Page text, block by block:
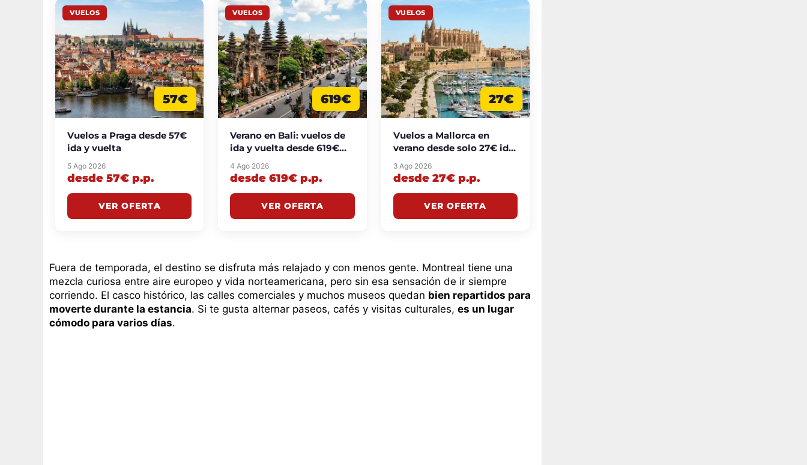
VUELOS
57€
Vuelos a Praga desde 57€
ida y vuelta
5 Ago 2026
desde 57€ p.p.
VER OFERTA
VUELOS
619€
Verano en Bali: vuelos de
ida y vuelta desde 619€
ida y vuelta
4 Ago 2026
desde 619€ p.p.
VER OFERTA
VUELOS
27€
Vuelos a Mallorca en
verano desde solo 27€ ida
y vuelta
3 Ago 2026
desde 27€ p.p.
VER OFERTA
Fuera de temporada, el destino se disfruta más relajado y con menos gente. Montreal tiene una
mezcla curiosa entre aire europeo y vida norteamericana, pero sin esa sensación de ir siempre
corriendo. El casco histórico, las calles comerciales y muchos museos quedan bien repartidos para
moverte durante la estancia. Si te gusta alternar paseos, cafés y visitas culturales, es un lugar
cómodo para varios días.